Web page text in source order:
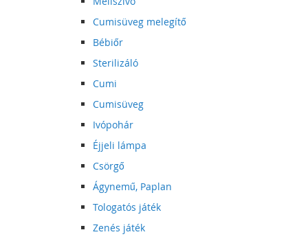
Cumisüveg melegítő
Bébiőr
Sterilizáló
Cumi
Cumisüveg
Ivópohár
Éjjeli lámpa
Csörgő
Ágynemű, Paplan
Tologatós játék
Zenés játék